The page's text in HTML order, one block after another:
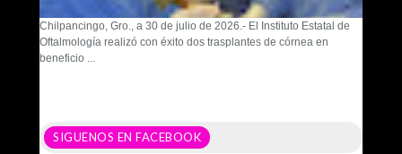
Chilpancingo, Gro., a 30 de julio de 2026.- El Instituto Estatal de
Oftalmología realizó con éxito dos trasplantes de córnea en
beneficio ...
SIGUENOS EN FACEBOOK